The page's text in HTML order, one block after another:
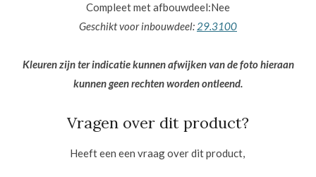
Compleet met afbouwdeel:Nee
Geschikt voor inbouwdeel: 29.3100
Kleuren zijn ter indicatie kunnen afwijken van de foto hieraan
kunnen geen rechten worden ontleend.
Vragen over dit product?
Heeft een een vraag over dit product,